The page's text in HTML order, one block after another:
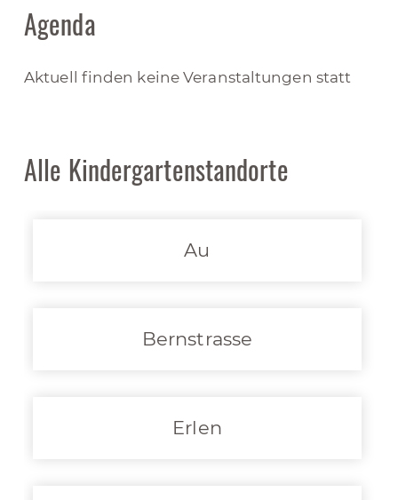
Agenda
Aktuell finden keine Veranstaltungen statt
Alle Kindergartenstandorte
Au
Bernstrasse
Erlen